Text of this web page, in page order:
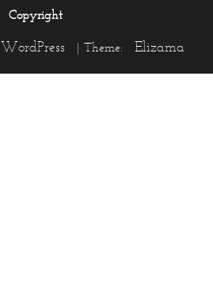
Copyright
WordPress | Theme: Elizama